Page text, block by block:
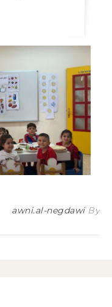
By
awni.al-negdawi